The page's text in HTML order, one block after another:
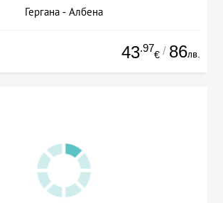
Гергана - Албена
43.97
€ / 86лв.